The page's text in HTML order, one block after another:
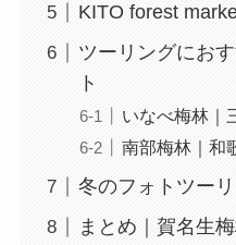
KITO forest
ツーリングにお
ト
いなべ梅林｜
南部梅林｜和
冬のフォトツー
まとめ｜賀名生